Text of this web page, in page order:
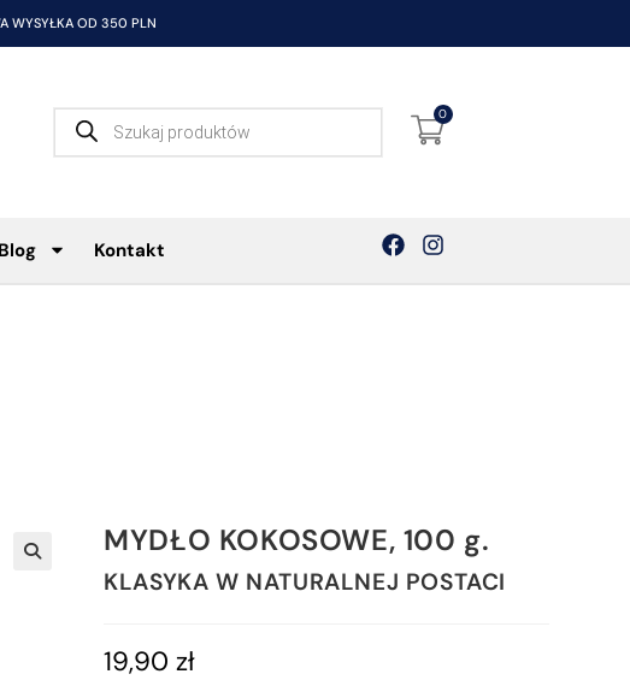
WYSYŁKA OD 350 PLN
0
Blog Kontakt
MYDŁO KOKOSOWE, 100 g.
KLASYKA W NATURALNEJ POSTACI
19,90zł